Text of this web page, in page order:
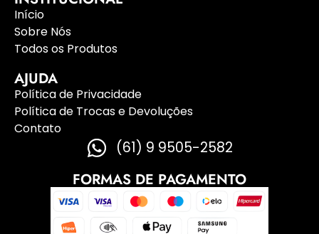
Início
Sobre Nós
Todos os Produtos
AJUDA
Política de Privacidade
Política de Trocas e Devoluções
Contato
(61) 9 9505-2582
FORMAS DE PAGAMENTO